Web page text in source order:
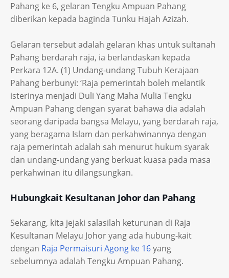
Pahang ke 6, gelaran Tengku Ampuan Pahang
diberikan kepada baginda Tunku Hajah Azizah.
Gelaran tersebut adalah gelaran khas untuk sultanah
Pahang berdarah raja, ia berlandaskan kepada
Perkara 12A. (1) Undang-undang Tubuh Kerajaan
Pahang berbunyi: ‘Raja pemerintah boleh melantik
isterinya menjadi Duli Yang Maha Mulia Tengku
Ampuan Pahang dengan syarat bahawa dia adalah
seorang daripada bangsa Melayu, yang berdarah raja,
yang beragama Islam dan perkahwinannya dengan
raja pemerintah adalah sah menurut hukum syarak
dan undang-undang yang berkuat kuasa pada masa
perkahwinan itu dilangsungkan.
Hubungkait Kesultanan Johor dan Pahang
Sekarang, kita jejaki salasilah keturunan di Raja
Kesultanan Melayu Johor yang ada hubung-kait
dengan Raja Permaisuri Agong ke 16yang
sebelumnya adalah Tengku Ampuan Pahang.